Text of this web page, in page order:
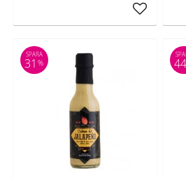
Lägg till i
SPARA
31 % 44